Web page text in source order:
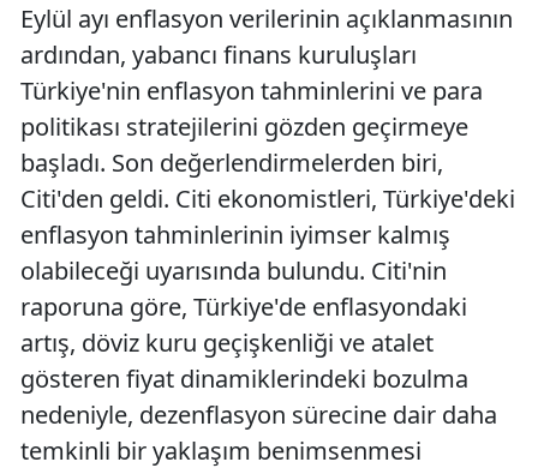
Eylül ayı enflasyon verilerinin açıklanmasının
ardından, yabancı finans kuruluşları
Türkiye'nin enflasyon tahminlerini ve para
politikası stratejilerini gözden geçirmeye
başladı. Son değerlendirmelerden biri,
Citi'den geldi. Citi ekonomistleri, Türkiye'deki
enflasyon tahminlerinin iyimser kalmış
olabileceği uyarısında bulundu. Citi'nin
raporuna göre, Türkiye'de enflasyondaki
artış, döviz kuru geçişkenliği ve atalet
gösteren fiyat dinamiklerindeki bozulma
nedeniyle, dezenflasyon sürecine dair daha
temkinli bir yaklaşım benimsenmesi